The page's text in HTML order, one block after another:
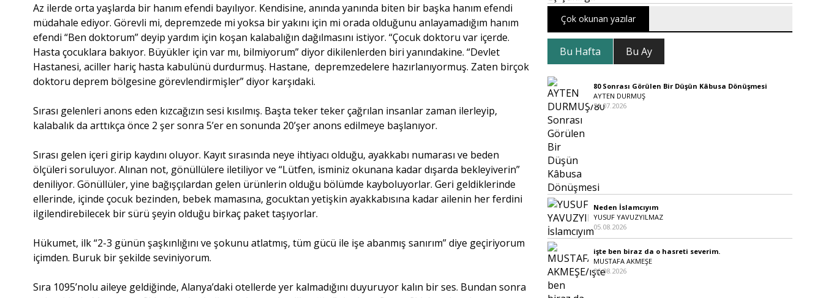
Az ilerde orta yaşlarda bir hanım efendi bayılıyor. Kendisine, anında yanında biten bir başka hanım efendi
müdahale ediyor. Görevli mi, depremzede mi yoksa bir yakını için mi orada olduğunu anlayamadığım hanım
efendi “Ben doktorum” deyip yardım için koşan kalabalığın dağılmasını istiyor. “Çocuk doktoru var içerde.
Hasta çocuklara bakıyor. Büyükler için var mı, bilmiyorum” diyor dikilenlerden biri yanındakine. “Devlet
Hastanesi, aciller hariç hasta kabulünü durdurmuş. Hastane, depremzedelere hazırlanıyormuş. Zaten birçok
doktoru deprem bölgesine görevlendirmişler” diyor karşıdaki.
Sırası gelenleri anons eden kızcağızın sesi kısılmış. Başta teker teker çağrılan insanlar zaman ilerleyip,
kalabalık da arttıkça önce 2 şer sonra 5’er en sonunda 20’şer anons edilmeye başlanıyor.
Sırası gelen içeri girip kaydını oluyor. Kayıt sırasında neye ihtiyacı olduğu, ayakkabı numarası ve beden
ölçüleri soruluyor. Alınan not, gönüllülere iletiliyor ve “Lütfen, isminiz okunana kadar dışarda bekleyiverin”
deniliyor. Gönüllüler, yine bağışçılardan gelen ürünlerin olduğu bölümde kayboluyorlar. Geri geldiklerinde
ellerinde, içinde çocuk bezinden, bebek mamasına, gocuktan yetişkin ayakkabısına kadar ailenin her ferdini
ilgilendirebilecek bir sürü şeyin olduğu birkaç paket taşıyorlar.
Hükumet, ilk “2-3 günün şaşkınlığını ve şokunu atlatmış, tüm gücü ile işe abanmış sanırım” diye geçiriyorum
içimden. Buruk bir şekilde seviniyorum.
Sıra 1095’nolu aileye geldiğinde, Alanya’daki otellerde yer kalmadığını duyuruyor kalın bir ses. Bundan sonra
Çok okunan yazılar
Bu Hafta Bu Ay
80 Sonrası Görülen Bir Düşün Kâbusa Dönüşmesi
AYTEN DURMUŞ
31.07.2026
Neden İslamcıyım
YUSUF YAVUZYILMAZ
05.08.2026
işte ben biraz da o hasreti severim.
MUSTAFA AKMEŞE
06.08.2026